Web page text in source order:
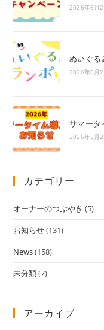
2026年6月
ぬいぐる
2026年6月2
サマータ
2026年5月
カテゴリー
オーナーのつぶやき (5)
お知らせ(131)
News(158)
未分類(7)
アーカイブ